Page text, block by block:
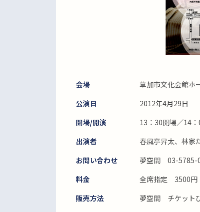
会場
草加市文化会館ホ
公演日
2012年4月29日
開場/開演
13：30開場／14
出演者
春風亭昇太、林
お問い合わせ
夢空間 03-5785-
料金
全席指定 3500
販売方法
夢空間 チケット